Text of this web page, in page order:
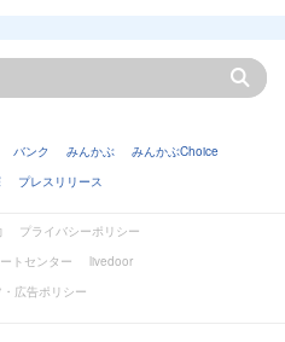
バンク みんかぶ
みんかぶChoice
プレスリリース
プライバシーポリシー
トセンター
livedoor
広告ポリシー